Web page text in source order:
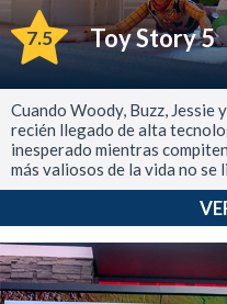
7.5 Toy Story 5
Cuando Woody, Buzz, Jessie
recién llegado de alta
inesperado mientras
más valiosos de la vida no se